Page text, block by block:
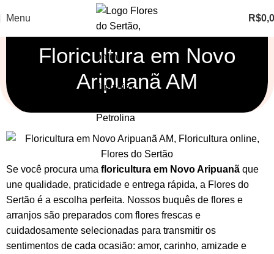
Menu R$
Floricultura em Novo
Aripuanã AM
Se você procura uma floricultura em Novo Aripuanã que
une qualidade, praticidade e entrega rápida, a Flores do
Sertão é a escolha perfeita. Nossos buquês de flores e
arranjos são preparados com flores frescas e
cuidadosamente selecionadas para transmitir os
sentimentos de cada ocasião: amor, carinho, amizade e